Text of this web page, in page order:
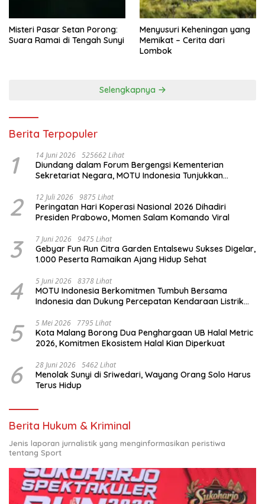
Misteri Pasar Setan Porong:
Suara Ramai di Tengah Sunyi
Menyusuri Keheningan yang
Memikat – Cerita dari
Lombok
Selengkapnya
Berita Terpopuler
1 14 Juni 2026 525662 Lihat
Diundang dalam Forum Bergengsi Kementerian
Sekretariat Negara, MOTU Indonesia Tunjukkan
2 12 Juli 2026 9875 Lihat
Peringatan Hari Koperasi Nasional 2026 Dihadiri
Presiden Prabowo, Momen Salam Komando Viral
3 7 Juni 2026 9475 Lihat
Gebyar Fun Run Citra Garden Entalsewu Sukses Digelar,
1.000 Peserta Ramaikan Ajang Hidup Sehat
4 5 Juni 2026 8378 Lihat
MOTU Indonesia Berkomitmen Tumbuh Bersama
Indonesia dan Dukung Percepatan Kendaraan Listrik
5 5 Mei 2026 7795 Lihat
Kota Malang Borong Dua Penghargaan UB Halal Metric
2026, Komitmen Ekosistem Halal Kian Diperkuat
6 28 Juni 2026 5462 Lihat
Menolak Sunyi di Sriwedari, Wayang Orang Solo Harus
Terus Hidup
Berita Hukum & Kriminal
Jenis laporan jurnalistik yang menginformasikan peristiwa
tentang Sport